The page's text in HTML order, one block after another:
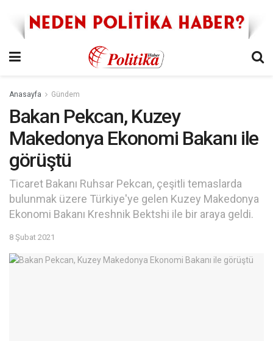
Anasayfa Gündem
Bakan Pekcan, Kuzey
Makedonya Ekonomi Bakanı ile
görüştü
Ticaret Bakanı Ruhsar Pekcan, çeşitli temaslarda
bulunmak üzere Türkiye'ye gelen Kuzey Makedonya
Ekonomi Bakanı Kreshnik Bektshi ile bir araya geldi.
8 Şubat 2021